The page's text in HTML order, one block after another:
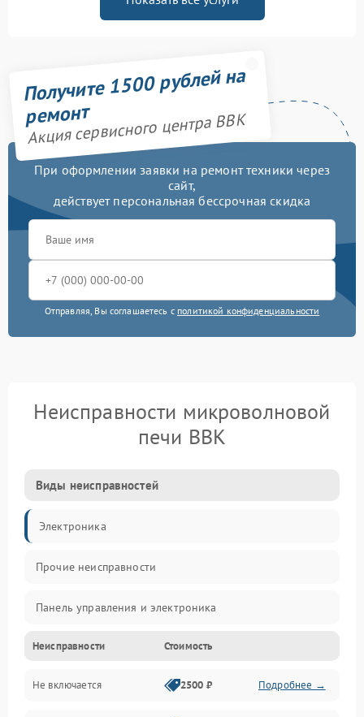
Получите 1500 рублей на
ремонт
Акция сервисного центра BBK
При оформлении заявки на ремонт техники через
сайт,
действует персональная бессрочная скидка
Отправляя, Вы соглашаетесь с политикой конфиденциальности
Неисправности микроволновой
печи BBK
Виды неисправностей
Электроника
Прочие неисправности
Панель управления и электроника
Дверца и корпус
Механика и внутренние элементы
Неисправности Стоимость
Не включается 2500 ₽ Подробнее →